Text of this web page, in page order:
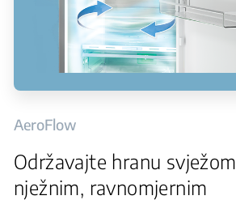
AeroFlow
Održavajte hranu svježom
nježnim, ravnomjernim